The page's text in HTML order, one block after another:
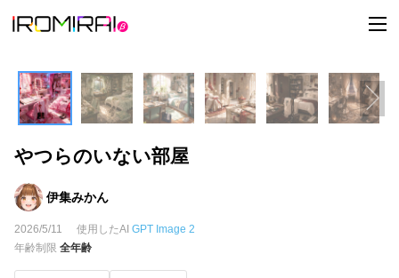
t
o
l
e
n
a
v
やつらのいない部屋
伊集みかん
2026/5/11 使用したAI GPT Image 2
年齢制限 全年齢